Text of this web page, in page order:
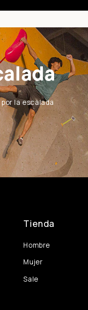
la escalada
Tienda
Hombre
Mujer
Sale